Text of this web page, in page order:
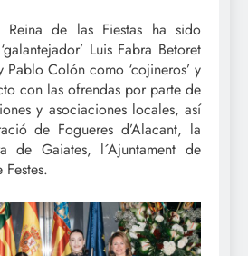
Reina de las Fiestas ha sido
Luis Fabra Betoret
Pablo Colón como ‘cojineros’ y
con las ofrendas por parte de
y asociaciones locales, así
de Fogueres d’Alacant, la
de Gaiates, l´Ajuntament de